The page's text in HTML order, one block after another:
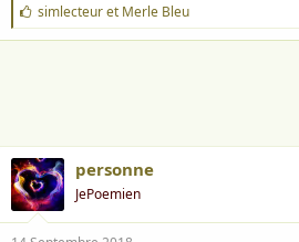
J
'
a
simlecteuret Merle Bleu
personne
JePoemien